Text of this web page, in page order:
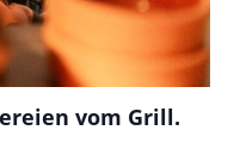
vom Grill.